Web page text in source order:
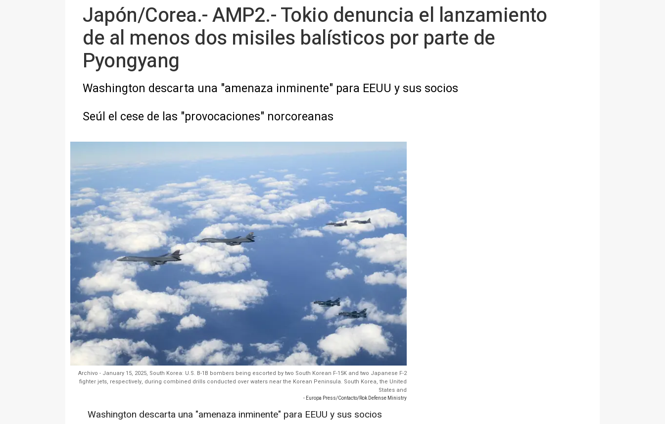
Japón/Corea.- AMP2.- Tokio denuncia el lanzamiento
de al menos dos misiles balísticos por parte de
Pyongyang
Washington descarta una "amenaza inminente" para EEUU y sus socios
Seúl el cese de las "provocaciones" norcoreanas
Archivo - January 15, 2025, South Korea: U.S. B-1B bombers being escorted by two South Korean F-15K and two Japanese F-2
fighter jets, respectively, during combined drills conducted over waters near the Korean Peninsula. South Korea, the United
States and
- Europa Press/Contacto/Rok Defense Ministry
Washington descarta una "amenaza inminente" para EEUU y sus socios